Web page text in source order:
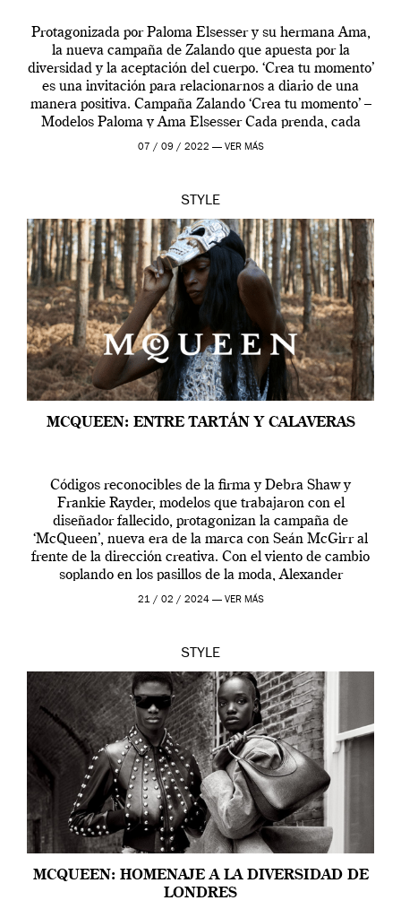
Protagonizada por Paloma Elsesser y su hermana Ama,
la nueva campaña de Zalando que apuesta por la
diversidad y la aceptación del cuerpo. ‘Crea tu momento’
es una invitación para relacionarnos a diario de una
manera positiva. Campaña Zalando ‘Crea tu momento’ –
Modelos Paloma y Ama Elsesser Cada prenda, cada
outfit, cada momento, caracteriza […]
07 / 09 / 2022 — VER MÁS
STYLE
MCQUEEN: ENTRE TARTÁN Y CALAVERAS
Códigos reconocibles de la firma y Debra Shaw y
Frankie Rayder, modelos que trabajaron con el
diseñador fallecido, protagonizan la campaña de
‘McQueen’, nueva era de la marca con Seán McGirr al
frente de la dirección creativa. Con el viento de cambio
soplando en los pasillos de la moda, Alexander
McQueen se prepara para una […]
21 / 02 / 2024 — VER MÁS
STYLE
MCQUEEN: HOMENAJE A LA DIVERSIDAD DE
LONDRES